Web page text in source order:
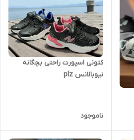
کتونی اسپورت راحتی بچگانه
نیوبالانس plz
ناموجود